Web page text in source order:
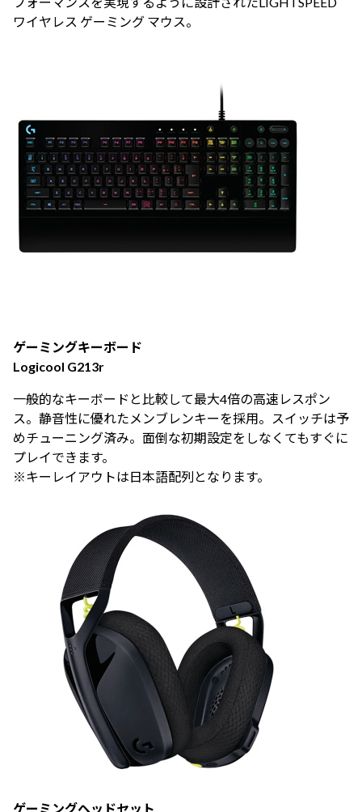
ワイヤレス ゲーミング マウス。
ゲーミングキーボード
Logicool G213r
一般的なキーボードと比較して最大4倍の高速レスポン
ス。静音性に優れたメンブレンキーを採用。スイッチは予
めチューニング済み。面倒な初期設定をしなくてもすぐに
プレイできます。
※キーレイアウトは日本語配列となります。
ゲーミングヘッドセット